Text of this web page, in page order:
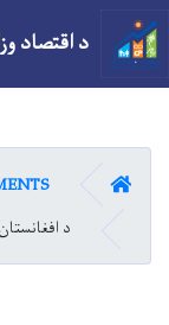
د اقتصاد
کور
د